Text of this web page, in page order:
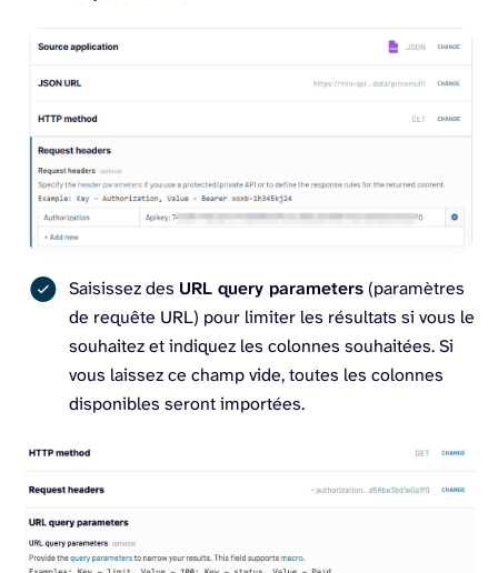
Saisissez des URL query parameters(paramètres
de requête URL) pour limiter les résultats si vous le
souhaitez et indiquez les colonnes souhaitées. Si
vous laissez ce champ vide, toutes les colonnes
disponibles seront importées.